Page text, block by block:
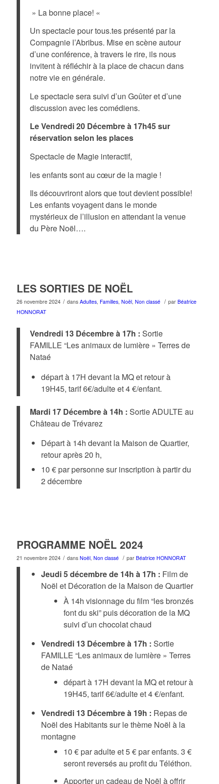
» La bonne place! «
Un spectacle pour tous.tes présenté par la
Compagnie l’Abribus. Mise en scène autour
d’une conférence, à travers le rire, ils nous
invitent à réfléchir à la place de chacun dans
notre vie en générale.
Le spectacle sera suivi d’un Goûter et d’une
discussion avec les comédiens.
Le Vendredi 20 Décembre à 17h45 sur
réservation selon les places
Spectacle de Magie interactif,
les enfants sont au cœur de la magie !
Ils découvriront alors que tout devient possible!
Les enfants voyagent dans le monde
mystérieux de l’illusion en attendant la venue
du Père Noël….
LES SORTIES DE NOËL
26 novembre 2024 / dans Adultes, Familles, Noël, Non classé / par Béatrice
HONNORAT
Vendredi 13 Décembre à 17h : Sortie
FAMILLE “Les animaux de lumière » Terres de
Nataé
départ à 17H devant la MQ et retour à
19H45, tarif 6€/adulte et 4 €/enfant.
Mardi 17 Décembre à 14h : Sortie ADULTE au
Château de Trévarez
Départ à 14h devant la Maison de Quartier,
retour après 20 h,
10 € par personne sur inscription à partir du
2 décembre
PROGRAMME NOËL 2024
21 novembre 2024 / dans Noël, Non classé / par Béatrice HONNORAT
Jeudi 5 décembrede 14h à 17h : Film de
Noël et Décoration de la Maison de Quartier
À 14h visionnage du film “les bronzés
font du ski” puis décoration de la MQ
suivi d’un chocolat chaud
Vendredi 13 Décembre à 17h : Sortie
FAMILLE “Les animaux de lumière » Terres
de Nataé
départ à 17H devant la MQ et retour à
19H45, tarif 6€/adulte et 4 €/enfant.
Vendredi 13 Décembre à 19h : Repas de
Noël des Habitants sur le thème Noël à la
montagne
10 € par adulte et 5 € par enfants. 3 €
seront reversés au profit du Téléthon.
Apporter un cadeau de Noël à offrir